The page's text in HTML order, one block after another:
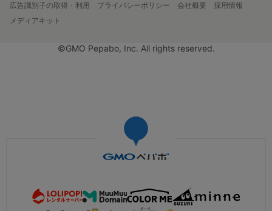
広告識別子の取得・利用
プライバシーポリシー 会社概要
採用情報
メディアキット
©GMO Pepabo, Inc. All rights reserved.